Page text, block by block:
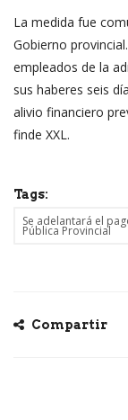
La medida fue
Gobierno
empleados de la
sus haberes seis
alivio financiero
finde XXL.
Tags:
Se adelantará el
Pública Provincial
Compartir